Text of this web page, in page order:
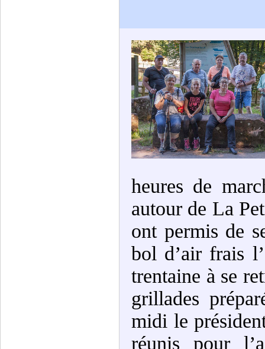
heures de
autour de La
ont permis de
bol d’air frais
trentaine à se
grillades
midi le
réunis pour